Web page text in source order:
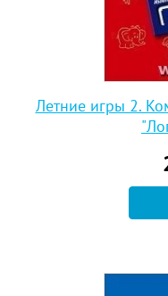
Летние игры 2.